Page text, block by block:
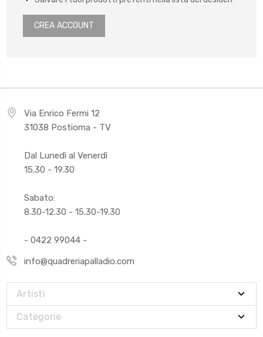
CREA ACCOUNT
Via Enrico Fermi 12
31038 Postioma - TV
Dal Lunedì al Venerdì
15.30 - 19.30
Sabato:
8.30-12.30 - 15.30-19.30
- 0422 99044 -
info@quadreriapalladio.com
Artisti
Categorie